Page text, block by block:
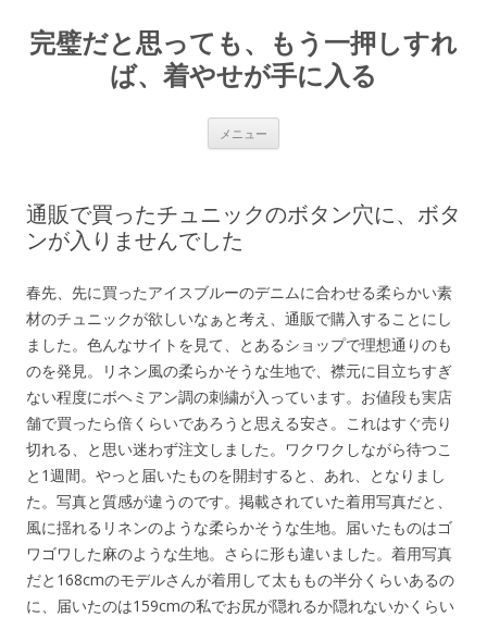
完璧だと思っても、もう一押しすれ
ば、着やせが手に入る
メニュー
ス
キ
通販で買ったチュニックのボタン穴に、ボタ
ンが入りませんでした
春先、先に買ったアイスブルーのデニムに合わせる柔らかい素
材のチュニックが欲しいなぁと考え、通販で購入することにし
ました。色んなサイトを見て、とあるショップで理想通りのも
のを発見。リネン風の柔らかそうな生地で、襟元に目立ちすぎ
ない程度にボヘミアン調の刺繍が入っています。お値段も実店
舗で買ったら倍くらいであろうと思える安さ。これはすぐ売り
切れる、と思い迷わず注文しました。ワクワクしながら待つこ
と1週間。やっと届いたものを開封すると、あれ、となりまし
た。写真と質感が違うのです。掲載されていた着用写真だと、
風に揺れるリネンのような柔らかそうな生地。届いたものはゴ
ワゴワした麻のような生地。さらに形も違いました。着用写真
だと168cmのモデルさんが着用して太ももの半分くらいあるの
に、届いたのは159cmの私でお尻が隠れるか隠れないかくらい